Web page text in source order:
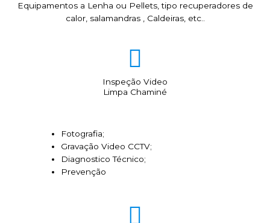
Equipamentos a Lenha ou Pellets, tipo recuperadores de
calor, salamandras , Caldeiras, etc..
Inspeção Video
Limpa Chaminé
Fotografia;
Gravação Video CCTV;
Diagnostico Técnico;
Prevenção